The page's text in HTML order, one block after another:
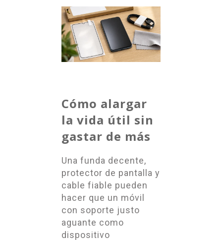
Cómo alargar
la vida útil sin
gastar de más
Una funda decente,
protector de pantalla y
cable fiable pueden
hacer que un móvil
con soporte justo
aguante como
dispositivo